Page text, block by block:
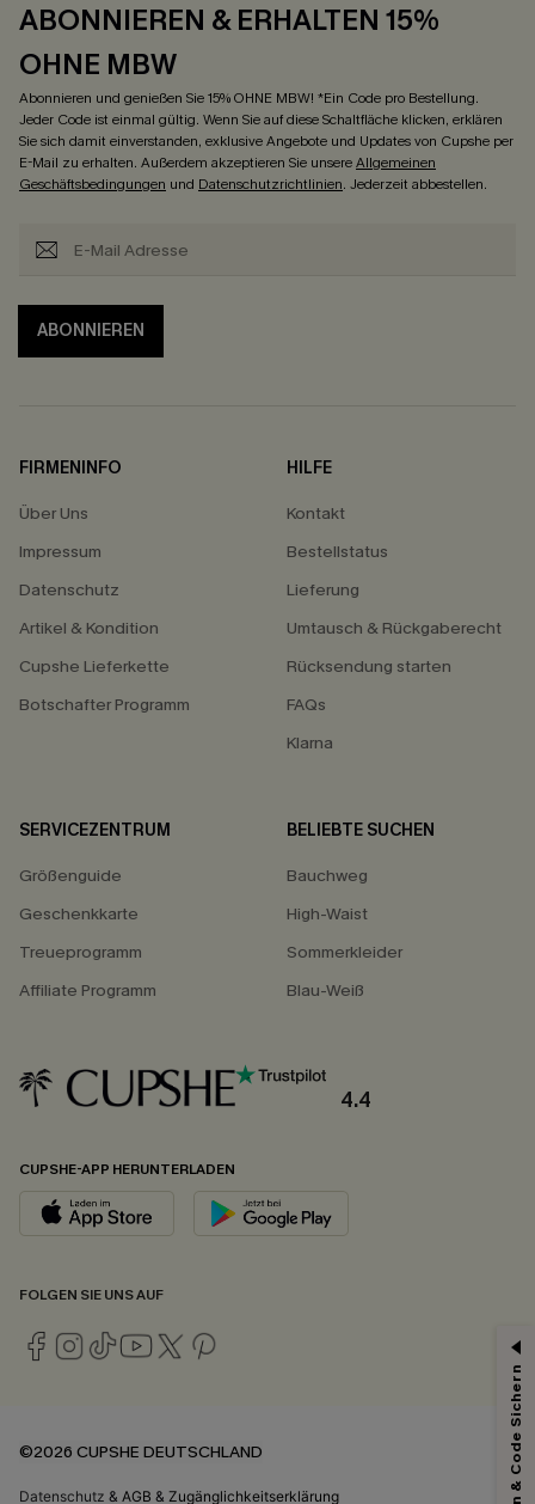
ABONNIEREN & ERHALTEN 15%
OHNE MBW
Abonnieren und genießen Sie 15% OHNE MBW! *Ein Code pro Bestellung.
Jeder Code ist einmal gültig. Wenn Sie auf diese Schaltfläche klicken, erklären
Sie sich damit einverstanden, exklusive Angebote und Updates von Cupshe per
E-Mail zu erhalten. Außerdem akzeptieren Sie unsereAllgemeinen
Geschäftsbedingungen und Datenschutzrichtlinien. Jederzeit abbestellen.
ABONNIEREN
FIRMENINFO
Über Uns
Impressum
Datenschutz
Artikel & Kondition
Cupshe Lieferkette
Botschafter Programm
HILFE
Kontakt
Bestellstatus
Lieferung
Umtausch & Rückgaberecht
Rücksendung starten
FAQs
Klarna
SERVICEZENTRUM
Größenguide
Geschenkkarte
Treueprogramm
Affiliate Programm
BELIEBTE SUCHEN
Bauchweg
High-Waist
Sommerkleider
Blau-Weiß
4.4
CUPSHE-APP HERUNTERLADEN
FOLGEN SIE UNS AUF
©2026 CUPSHE DEUTSCHLAND
Datenschutz & AGB & Zugänglichkeitserklärung
15% ERHALTEN